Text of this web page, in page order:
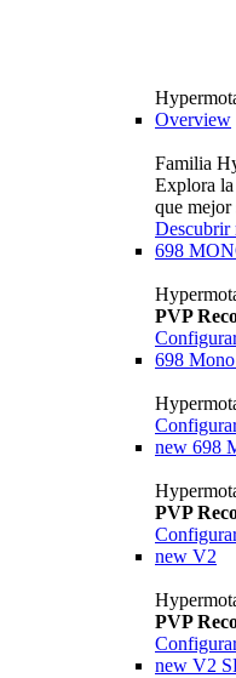
Overview
Familia
Explora
que mejor
Descubrir
698
PVP
698
new 698
PVP
new V2
PVP
new V2